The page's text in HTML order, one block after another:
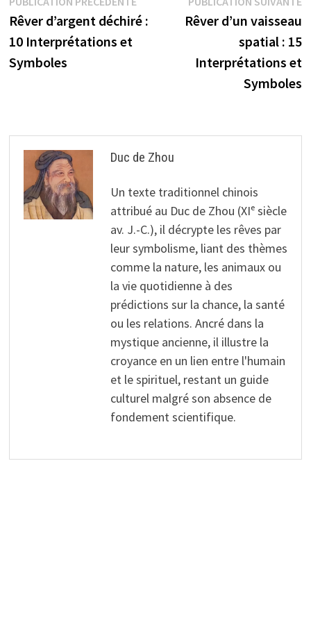
de
l’article
précédente :
Rêver d’argent déchiré :
10 Interprétations et
Symboles
Rêver d’un vaisseau
spatial : 15
Interprétations et
Symboles
Duc de Zhou
Un texte traditionnel chinois
attribué au Duc de Zhou (XIᵉ siècle
av. J.-C.), il décrypte les rêves par
leur symbolisme, liant des thèmes
comme la nature, les animaux ou
la vie quotidienne à des
prédictions sur la chance, la santé
ou les relations. Ancré dans la
mystique ancienne, il illustre la
croyance en un lien entre l'humain
et le spirituel, restant un guide
culturel malgré son absence de
fondement scientifique.